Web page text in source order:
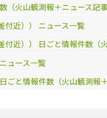
（火山観測報＋ニュース記
付近）） ニュース一覧
付近）） 日ごと情報件数（
ュース一覧
ごと情報件数（火山観測報